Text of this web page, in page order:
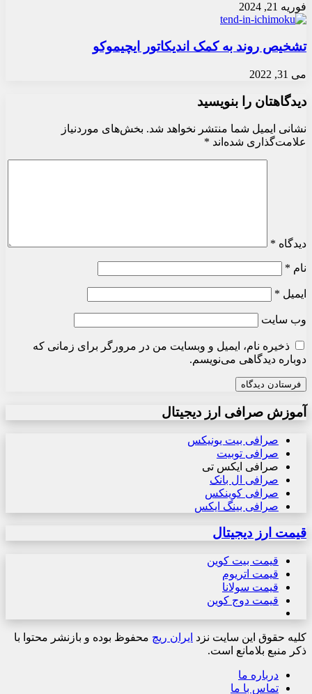
فوریه 21, 2024
تشخیص روند به کمک اندیکاتور ایچیموکو
می 31, 2022
دیدگاهتان را بنویسید
نشانی ایمیل شما منتشر نخواهد شد. بخش‌های موردنیاز
علامت‌گذاری شده‌اند *
دیدگاه *
نام *
ایمیل *
وب‌ سایت
ذخیره نام، ایمیل و وبسایت من در مرورگر برای زمانی که
دوباره دیدگاهی می‌نویسم.
آموزش صرافی ارز دیجیتال
صرافی بیت یونیکس
صرافی توبیت
صرافی ایکس تی
صرافی ال بانک
صرافی کوینکس
صرافی بینگ ایکس
قیمت ارز دیجیتال
قیمت بیت کوین
قیمت اتریوم
قیمت سولانا
قیمت دوج کوین
کلیه حقوق این سایت نزد ایران ریچ محفوظ بوده و بازنشر محتوا با
ذکر منبع بلامانع است.
درباره ما
تماس با ما